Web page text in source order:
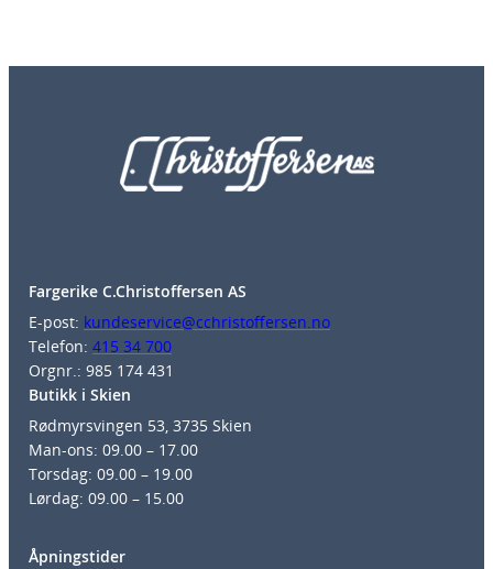
Fargerike C.Christoffersen AS
E-post: kundeservice@cchristoffersen.no
Telefon: 415 34 700
Orgnr.: 985 174 431
Butikk i Skien
Rødmyrsvingen 53, 3735 Skien
Man-ons: 09.00 – 17.00
Torsdag: 09.00 – 19.00
Lørdag: 09.00 – 15.00
Åpningstider